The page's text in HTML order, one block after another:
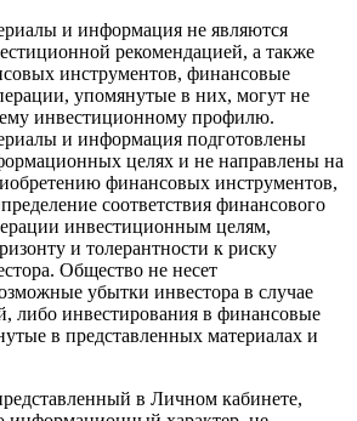
и информация не являются
рекомендацией, а также
инструментов, финансовые
упомянутые в них, могут не
инвестиционному профилю.
и информация подготовлены
целях и не направлены на
финансовых инструментов,
соответствия финансового
инвестиционным целям,
и толерантности к риску
Общество не несет
убытки инвестора в случае
либо инвестирования в финансовые
в представленных материалах и
в Личном кабинете,